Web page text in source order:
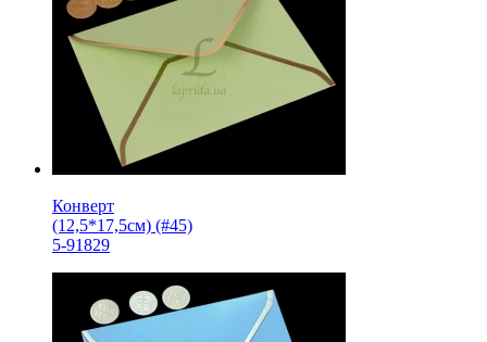
Конверт
(12,5*17,5см) (#45)
5-91829